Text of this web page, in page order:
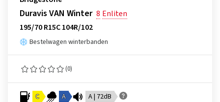
Duravis VAN Winter 8 Enliten
195/70 R15C 104R/102
Bestelwagen winterbanden
(0)
C A A | 72dB